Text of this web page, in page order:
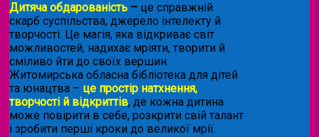
Дитяча обдарованість – це справжній
скарб суспільства, джерело інтелекту й
творчості. Це магія, яка відкриває світ
можливостей, надихає мріяти, творити й
сміливо йти до своїх вершин.
Житомирська обласна бібліотека для дітей
та юнацтва – це простір натхнення,
творчості й відкриттів, де кожна дитина
може повірити в себе, розкрити свій талант
і зробити перші кроки до великої мрії.